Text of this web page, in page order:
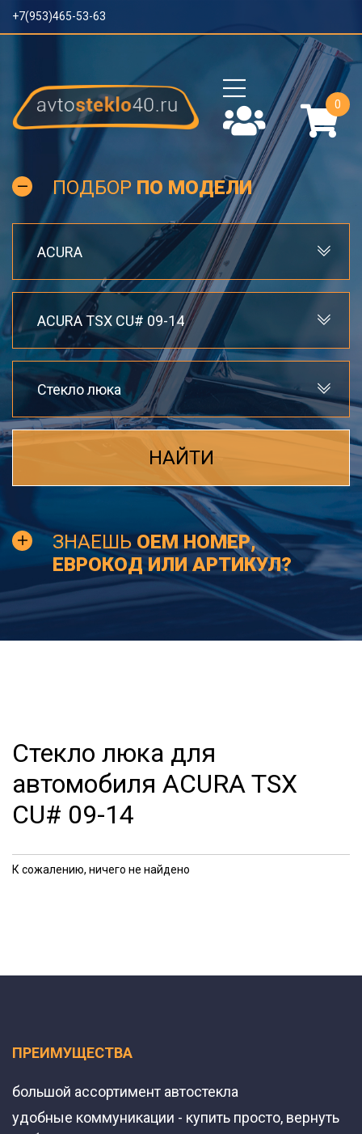
+7(953)465-53-63
0
ПОДБОР ПО МОДЕЛИ
ACURA
ACURA TSX CU# 09-14
Стекло люка
НАЙТИ
ЗНАЕШЬ OEM НОМЕР,
ЕВРОКОД ИЛИ АРТИКУЛ?
Стекло люка для
автомобиля ACURA TSX
CU# 09-14
К сожалению, ничего не найдено
ПРЕИМУЩЕСТВА
большой ассортимент автостекла
удобные коммуникации - купить просто, вернуть